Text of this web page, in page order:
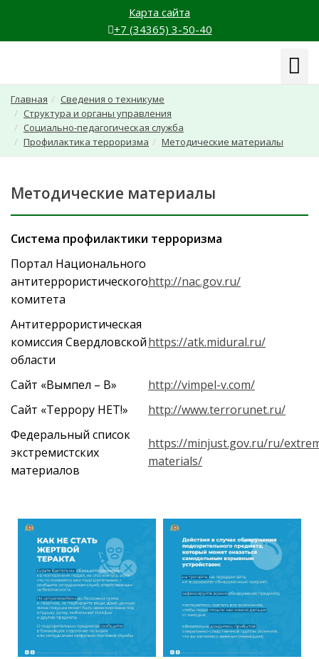
Карта сайта
+7 (34365) 3-50-40
Главная
Сведения о техникуме
Структура и органы управления
Социально-педагогическая служба
Профилактика терроризма
Методические материалы
Методические материалы
Система профилактики терроризма
Портал Национального
антитеррористического
комитета
http://nac.gov.ru/
Антитеррористическая
комиссия Свердловской
области
https://atk.midural.ru/
Сайт «Вымпел – В»
http://vimpel-v.com/
Сайт «Террору НЕТ!»
http://www.terrorunet.ru/
Федеральный список
экстремистских
материалов
https://minjust.gov.ru/ru/
materials/